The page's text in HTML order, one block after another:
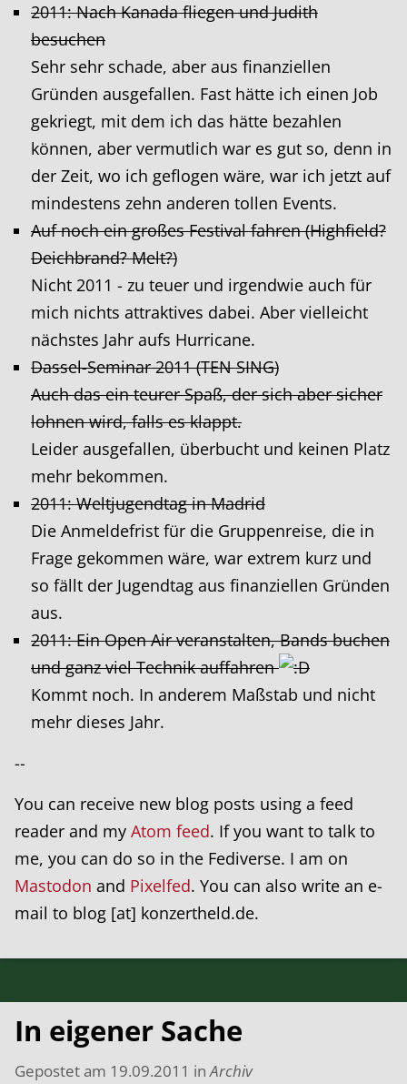
2011: Nach Kanada fliegen und Judith
besuchen
Sehr sehr schade, aber aus finanziellen
Gründen ausgefallen. Fast hätte ich einen Job
gekriegt, mit dem ich das hätte bezahlen
können, aber vermutlich war es gut so, denn in
der Zeit, wo ich geflogen wäre, war ich jetzt auf
mindestens zehn anderen tollen Events.
Auf noch ein großes Festival fahren (Highfield?
Deichbrand? Melt?)
Nicht 2011 - zu teuer und irgendwie auch für
mich nichts attraktives dabei. Aber vielleicht
nächstes Jahr aufs Hurricane.
Dassel-Seminar 2011 (TEN SING)
Auch das ein teurer Spaß, der sich aber sicher
lohnen wird, falls es klappt.
Leider ausgefallen, überbucht und keinen Platz
mehr bekommen.
2011: Weltjugendtag in Madrid
Die Anmeldefrist für die Gruppenreise, die in
Frage gekommen wäre, war extrem kurz und
so fällt der Jugendtag aus finanziellen Gründen
aus.
2011: Ein Open Air veranstalten, Bands buchen
und ganz viel Technik auffahren
Kommt noch. In anderem Maßstab und nicht
mehr dieses Jahr.
--
You can receive new blog posts using a feed
reader and my Atom feed. If you want to talk to
me, you can do so in the Fediverse. I am on
Mastodon and Pixelfed. You can also write an e-
mail to blog [at] konzertheld.de.
In eigener Sache
Gepostet am 19.09.2011 inArchiv